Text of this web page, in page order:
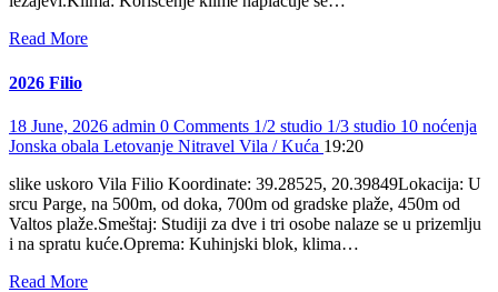
Read More
2026 Filio
18 June, 2026 admin 0 Comments 1/2 studio 1/3 studio 10 noćenja
Jonska obala Letovanje Nitravel Vila / Kuća 19:20
slike uskoro Vila Filio Koordinate: 39.28525, 20.39849Lokacija: U
srcu Parge, na 500m, od doka, 700m od gradske plaže, 450m od
Valtos plaže.Smeštaj: Studiji za dve i tri osobe nalaze se u prizemlju
i na spratu kuće.Oprema: Kuhinjski blok, klima…
Read More